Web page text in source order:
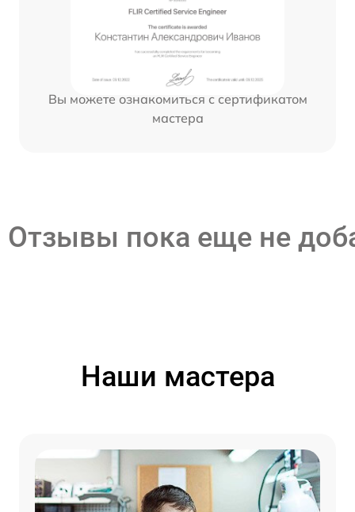
Вы можете ознакомиться с сертификатом
мастера
Отзывы пока еще не
Наши мастера